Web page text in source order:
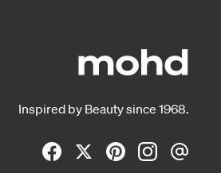
Inspired by Beauty since 1968.